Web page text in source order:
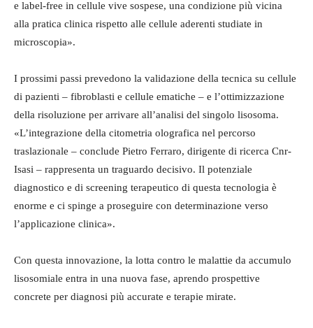
e label-free in cellule vive sospese, una condizione più vicina
alla pratica clinica rispetto alle cellule aderenti studiate in
microscopia».
I prossimi passi prevedono la validazione della tecnica su cellule
di pazienti – fibroblasti e cellule ematiche – e l’ottimizzazione
della risoluzione per arrivare all’analisi del singolo lisosoma.
«L’integrazione della citometria olografica nel percorso
traslazionale – conclude Pietro Ferraro, dirigente di ricerca Cnr-
Isasi – rappresenta un traguardo decisivo. Il potenziale
diagnostico e di screening terapeutico di questa tecnologia è
enorme e ci spinge a proseguire con determinazione verso
l’applicazione clinica».
Con questa innovazione, la lotta contro le malattie da accumulo
lisosomiale entra in una nuova fase, aprendo prospettive
concrete per diagnosi più accurate e terapie mirate.